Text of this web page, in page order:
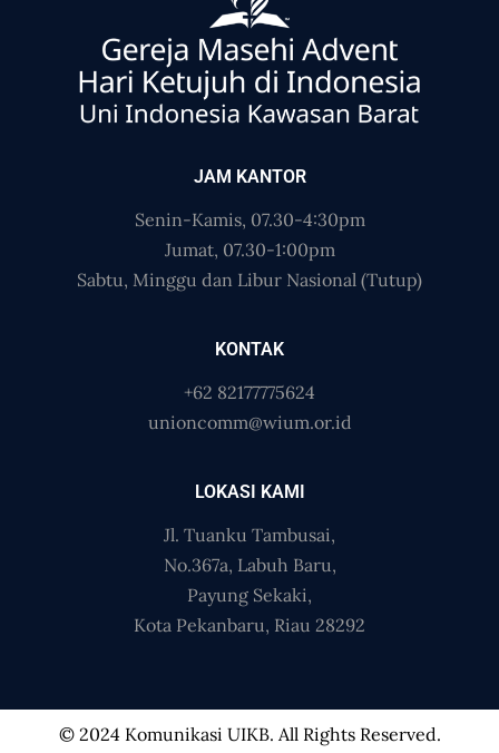
JAM KANTOR
Senin-Kamis, 07.30-4:30pm
Jumat, 07.30-1:00pm
Sabtu, Minggu dan Libur Nasional (Tutup)
KONTAK
+62 82177775624
unioncomm@wium.or.id
LOKASI KAMI
Jl. Tuanku Tambusai,
No.367a, Labuh Baru,
Payung Sekaki,
Kota Pekanbaru, Riau 28292
© 2024 Komunikasi UIKB. All Rights Reserved.